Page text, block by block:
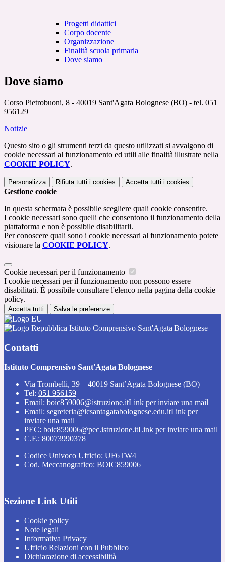
Progetti didattici
Corpo docente
Organizzazione
Finalità scuola primaria
Dove siamo
Dove siamo
Corso Pietrobuoni, 8 - 40019 Sant'Agata Bolognese (BO) - tel. 051
956129
Notizie
Questo sito o gli strumenti terzi da questo utilizzati si avvalgono di
cookie necessari al funzionamento ed utili alle finalità illustrate nella
COOKIE POLICY.
Personalizza Rifiuta tutti i cookies Accetta tutti i cookies
Gestione cookie
In questa schermata è possibile scegliere quali cookie consentire.
I cookie necessari sono quelli che consentono il funzionamento della
piattaforma e non è possibile disabilitarli.
Per conoscere quali sono i cookie necessari al funzionamento potete
visionare la COOKIE POLICY.
Cookie necessari per il funzionamento
I cookie necessari per il funzionamento non possono essere
disabilitati. È possibile consultare l'elenco nella pagina della cookie
policy.
Accetta tutti Salva le preferenze
Istituto Comprensivo Sant'Agata Bolognese
Contatti
Istituto Comprensivo Sant'Agata Bolognese
Via Trombelli, 39 – 40019 Sant’Agata Bolognese (BO)
Tel: 051 956159
Email: boic859006@istruzione.itLink per inviare una mail
Email: segreteria@icsantagatabolognese.edu.itLink per
inviare una mail
PEC: boic859006@pec.istruzione.itLink per inviare una mail
C.F.: 80073990378
Codice Univoco Ufficio: UF6TW4
Cod. Meccanografico: BOIC859006
Sezione Link Utili
Cookie policy
Note legali
Informativa Privacy
Ufficio Relazioni con il Pubblico
Dichiarazione di accessibilità